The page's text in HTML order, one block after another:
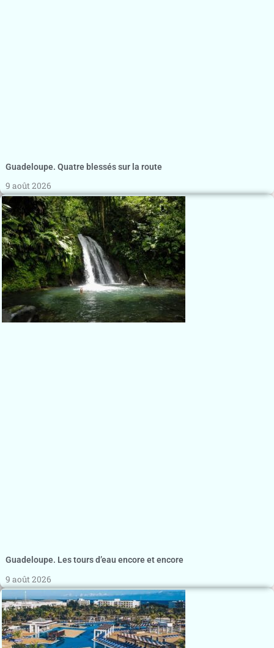
Guadeloupe. Quatre blessés sur la route
9 août 2026
Guadeloupe. Les tours d’eau encore et encore
9 août 2026